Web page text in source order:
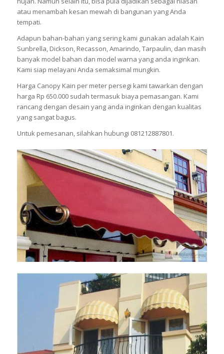
atau menambah kesan mewah di bangunan yang Anda
tempati.
Adapun bahan-bahan yang sering kami gunakan adalah Kain
Sunbrella, Dickson, Recasson, Amarindo, Tarpaulin, dan masih
banyak model bahan dan model warna yang anda inginkan.
Kami siap melayani Anda semaksimal mungkin.
Harga Canopy Kain per meter persegi kami tawarkan dengan
harga Rp 650.000 sudah termasuk biaya pemasangan. Kami
rancang dengan desain yang anda inginkan dengan kualitas
yang sangat bagus.
Untuk pemesanan, silahkan hubungi 081212887801.